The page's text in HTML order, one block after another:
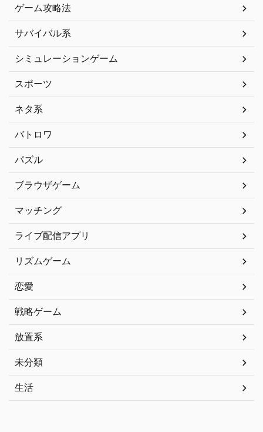
ゲーム攻略法
サバイバル系
シミュレーションゲーム
スポーツ
ネタ系
バトロワ
パズル
ブラウザゲーム
マッチング
ライブ配信アプリ
リズムゲーム
恋愛
戦略ゲーム
放置系
未分類
生活